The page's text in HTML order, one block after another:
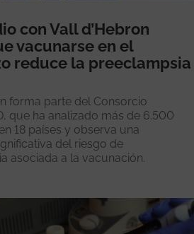
con Vall d’Hebron
vacunarse en el
reduce la preeclampsia
forma parte del Consorcio
que ha analizado más de 6.500
18 países y observa una
del riesgo de
asociada a la vacunación.